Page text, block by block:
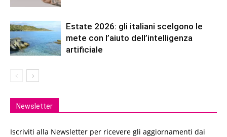
Estate 2026: gli italiani scelgono le
mete con l’aiuto dell’intelligenza
artificiale
Newsletter
Iscriviti alla Newsletter per ricevere gli aggiornamenti dai